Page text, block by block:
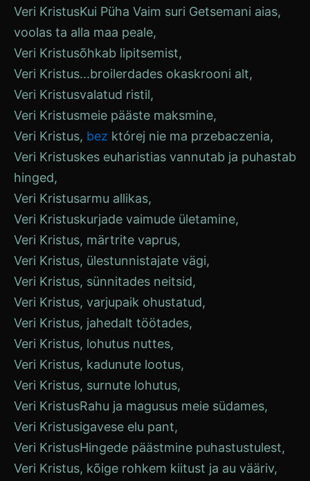
Veri KristusKui Püha Vaim suri Getsemani aias,
voolas ta alla maa peale,
Veri Kristusõhkab lipitsemist,
Veri Kristus...broilerdades okaskrooni alt,
Veri Kristusvalatud ristil,
Veri Kristusmeie pääste maksmine,
Veri Kristus, bez której nie ma przebaczenia,
Veri Kristuskes euharistias vannutab ja puhastab
hinged,
Veri Kristusarmu allikas,
Veri Kristuskurjade vaimude ületamine,
Veri Kristus, märtrite vaprus,
Veri Kristus, ülestunnistajate vägi,
Veri Kristus, sünnitades neitsid,
Veri Kristus, varjupaik ohustatud,
Veri Kristus, jahedalt töötades,
Veri Kristus, lohutus nuttes,
Veri Kristus, kadunute lootus,
Veri Kristus, surnute lohutus,
Veri KristusRahu ja magusus meie südames,
Veri Kristusigavese elu pant,
Veri KristusHingede päästmine puhastustulest,
Veri Kristus, kõige rohkem kiitust ja au vääriv,